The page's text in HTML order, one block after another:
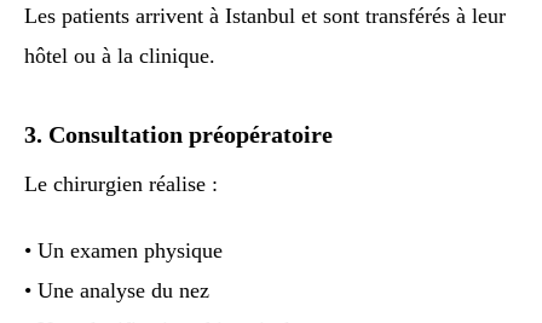
Les patients arrivent à Istanbul et sont transférés à leur
hôtel ou à la clinique.
3. Consultation préopératoire
Le chirurgien réalise :
• Un examen physique
• Une analyse du nez